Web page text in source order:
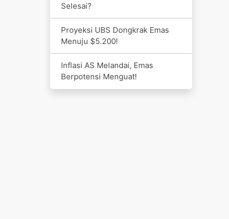
Selesai?
Proyeksi UBS Dongkrak Emas
Menuju $5.200!
Inflasi AS Melandai, Emas
Berpotensi Menguat!